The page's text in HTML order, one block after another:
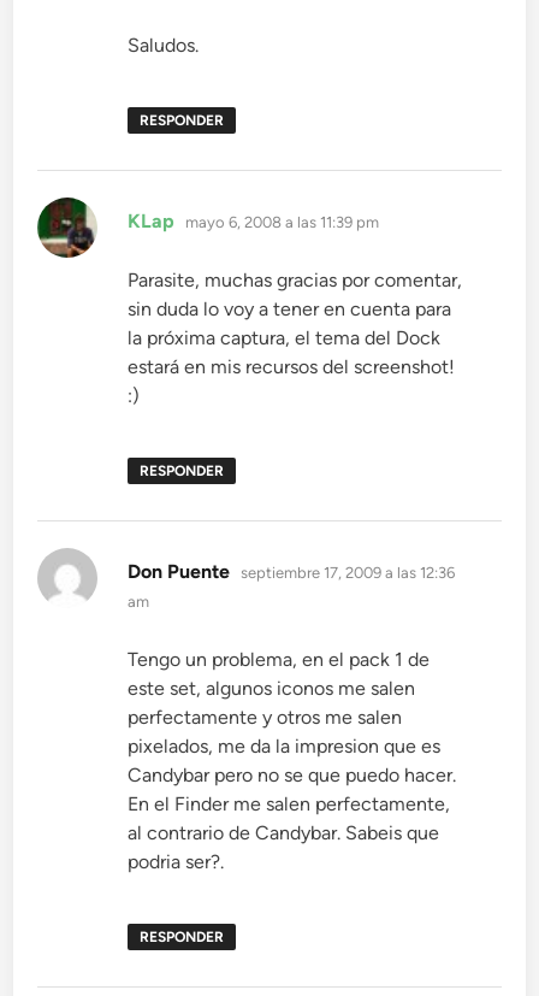
Saludos.
RESPONDER
KLap dice:
mayo 6, 2008 a las 11:39 pm
Parasite, muchas gracias por comentar,
sin duda lo voy a tener en cuenta para
la próxima captura, el tema del Dock
estará en mis recursos del screenshot!
:)
RESPONDER
Don Puente dice:
septiembre 17, 2009 a las 12:36
am
Tengo un problema, en el pack 1 de
este set, algunos iconos me salen
perfectamente y otros me salen
pixelados, me da la impresion que es
Candybar pero no se que puedo hacer.
En el Finder me salen perfectamente,
al contrario de Candybar. Sabeis que
podria ser?.
RESPONDER